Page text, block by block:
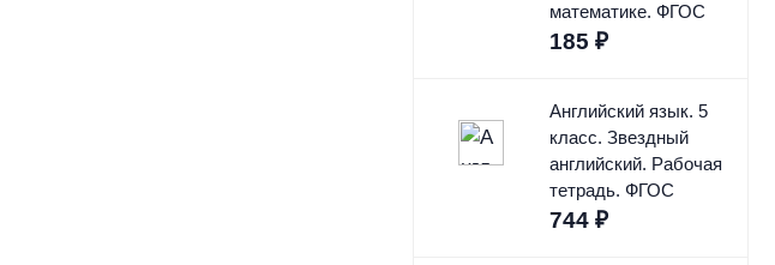
математике. ФГОС
185 ₽
Английский язык. 5
класс. Звездный
английский. Рабочая
тетрадь. ФГОС
744 ₽